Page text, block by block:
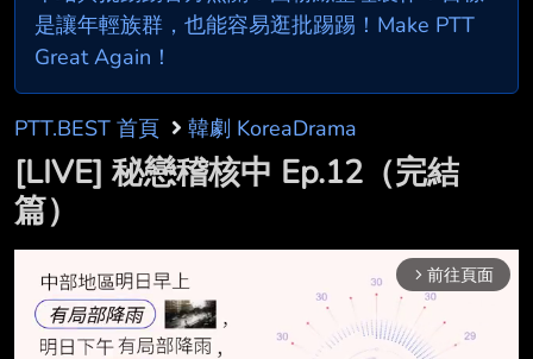
是讓年輕族群，也能容易逛批踢踢！Make PTT
Great Again！
PTT.BEST 首頁 韓劇 KoreaDrama
[LIVE] 秘戀稽核中 Ep.12（完結
篇）
arrow_forward_ios 前往頁面